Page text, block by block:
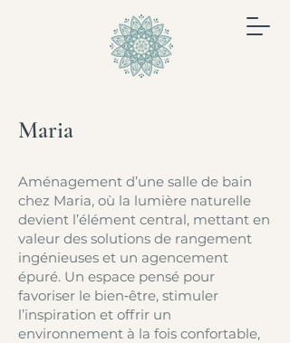
Maria
Aménagement d’une salle de bain
chez Maria, où la lumière naturelle
devient l’élément central, mettant en
valeur des solutions de rangement
ingénieuses et un agencement
épuré. Un espace pensé pour
favoriser le bien‑être, stimuler
l’inspiration et offrir un
environnement à la fois confortable,